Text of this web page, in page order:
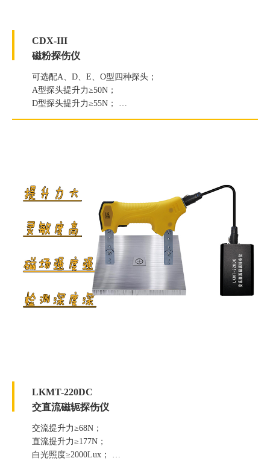
CDX-III
磁粉探伤仪
可选配A、D、E、O型四种探头；
A型探头提升力≥50N；
D型探头提升力≥55N；
LKMT-220DC
交直流磁轭探伤仪
交流提升力≥68N；
直流提升力≥177N；
白光照度≥2000Lux；